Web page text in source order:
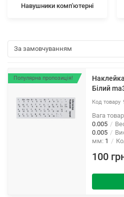
Навушники комп'ютерні
Популярна пропозиція!
Бiлий
Вага
0.005
0.005
мм: 1
100